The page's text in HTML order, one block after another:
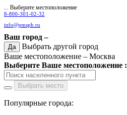
... Выберите местоположение
8-800-301-02-32
info@pmspb.ru
Ваш город –
Да
Выбрать другой город
Ваше местоположение – Москва
Выберите Ваше местоположение :
Выбрать место
Популярные города: